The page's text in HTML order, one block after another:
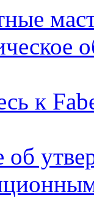
к
об